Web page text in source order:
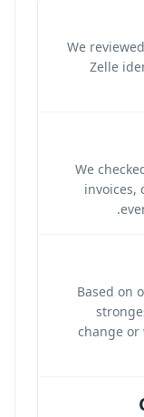
We
Zelle
We
invoices,
Based on
change or